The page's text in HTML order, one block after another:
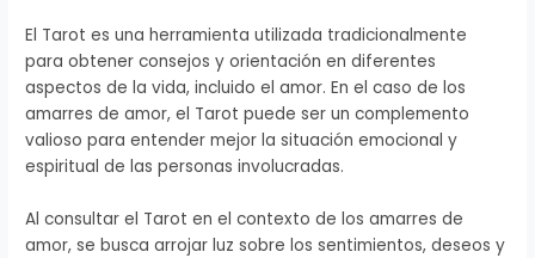
El Tarot es una herramienta utilizada tradicionalmente
para obtener consejos y orientación en diferentes
aspectos de la vida, incluido el amor. En el caso de los
amarres de amor, el Tarot puede ser un complemento
valioso para entender mejor la situación emocional y
espiritual de las personas involucradas.
Al consultar el Tarot en el contexto de los amarres de
amor, se busca arrojar luz sobre los sentimientos, deseos y